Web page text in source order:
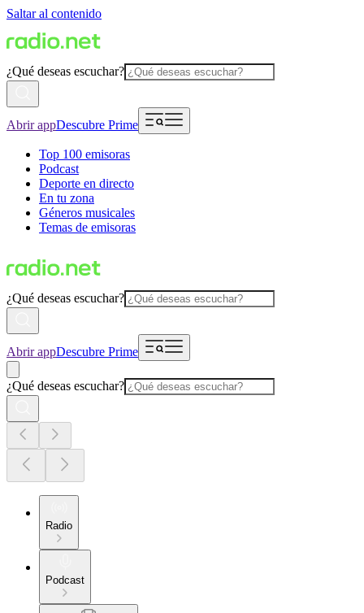
Saltar al contenido
¿Qué deseas escuchar?
Abrir appDescubre Prime
Top 100 emisoras
Podcast
Deporte en directo
En tu zona
Géneros musicales
Temas de emisoras
¿Qué deseas escuchar?
Abrir appDescubre Prime
¿Qué deseas escuchar?
Radio
Podcast